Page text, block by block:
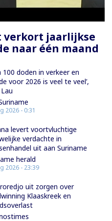
verkort jaarlijkse
naar één maand
100 doden in verkeer en
voor 2026 is veel te veel’,
2026 - 0:31
levert voortvluchtige
verdachte in
uit aan Suriname
herald
2026 - 23:39
uit zorgen over
Klaaskreek en